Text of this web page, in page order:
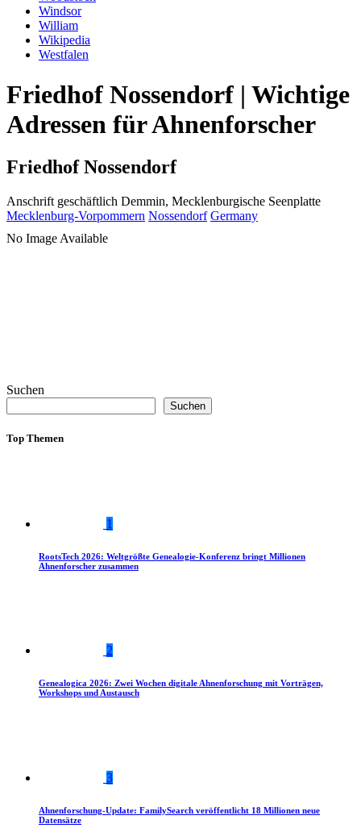
Windsor
William
Wikipedia
Westfalen
Friedhof Nossendorf | Wichtige
Adressen für Ahnenforscher
Friedhof Nossendorf
Anschrift geschäftlich Demmin, Mecklenburgische Seenplatte
Mecklenburg-Vorpommern Nossendorf Germany
No Image Available
Suchen
Suchen
Top Themen
1
RootsTech 2026: Weltgrößte Genealogie-Konferenz bringt Millionen
Ahnenforscher zusammen
2
Genealogica 2026: Zwei Wochen digitale Ahnenforschung mit Vorträgen,
Workshops und Austausch
3
Ahnenforschung-Update: FamilySearch veröffentlicht 18 Millionen neue
Datensätze